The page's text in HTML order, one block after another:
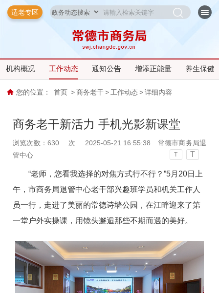
适老专区
机构概况 工作动态 通知公告 增添正能量 养生保健
您的位置： 首页 > 商务老干 > 工作动态 > 详细内容
商务老干新活力 手机光影新课堂
浏览次数： 630 次 2025-05-21 16:55:38
常德市商务局退
管中心
T T
“老师，您看我选择的对焦方式行不行？”5月20日上
午，市商务局退管中心老干部兴趣班学员和机关工作人
员一行，走进了美丽的常德诗墙公园，在江畔迎来了第
一堂户外实操课，用镜头邂逅那些不期而遇的美好。